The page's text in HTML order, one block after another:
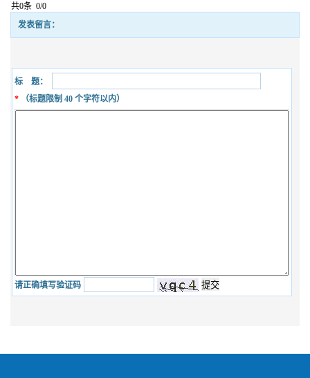
共0条 0/0
发表留言：
标 题：
* （标题限制 40 个字符以内）
请正确填写验证码